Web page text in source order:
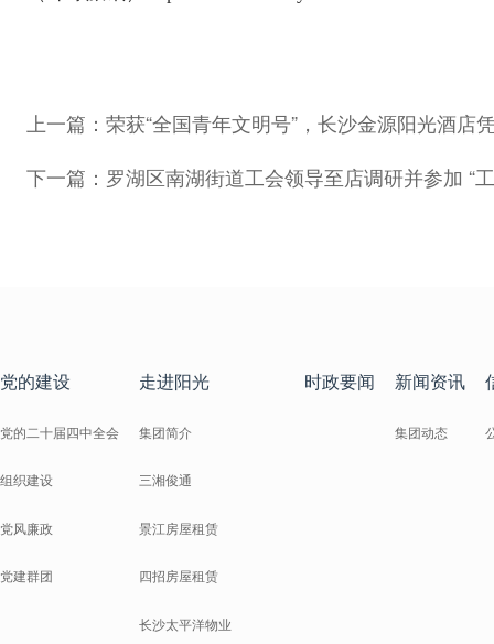
上一篇： 荣获“全国青年文明号”，长沙金源阳光酒店
下一篇： 罗湖区南湖街道工会领导至店调研并参加
党的建设
党的二十届四中全会
组织建设
党风廉政
党建群团
走进阳光
集团简介
三湘俊通
景江房屋租赁
四招房屋租赁
长沙太平洋物业
时政要闻 新闻资讯
集团动态